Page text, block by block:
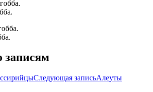
записям
Следующая записьАлеуты